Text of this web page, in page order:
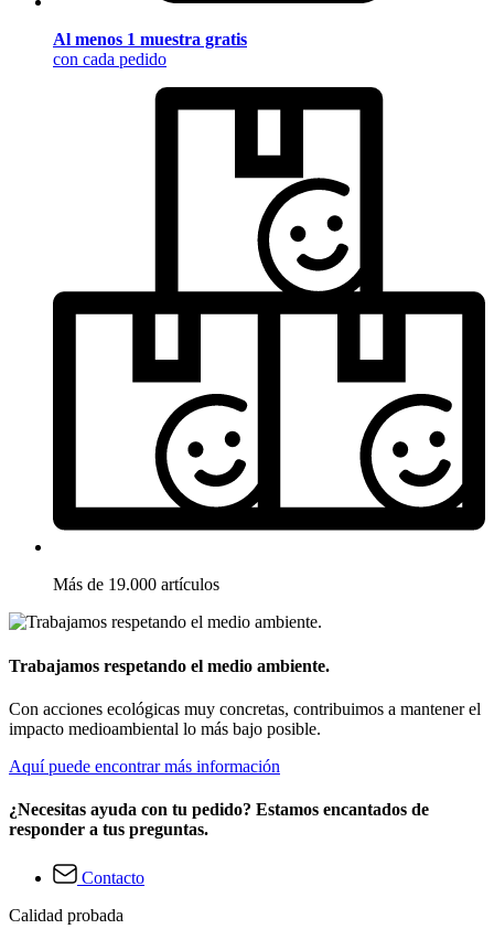
Al menos 1 muestra gratis
con cada pedido
Más de 19.000 artículos
Trabajamos respetando el medio ambiente.
Con acciones ecológicas muy concretas, contribuimos a mantener el
impacto medioambiental lo más bajo posible.
Aquí puede encontrar más información
¿Necesitas ayuda con tu pedido? Estamos encantados de
responder a tus preguntas.
Contacto
Calidad probada